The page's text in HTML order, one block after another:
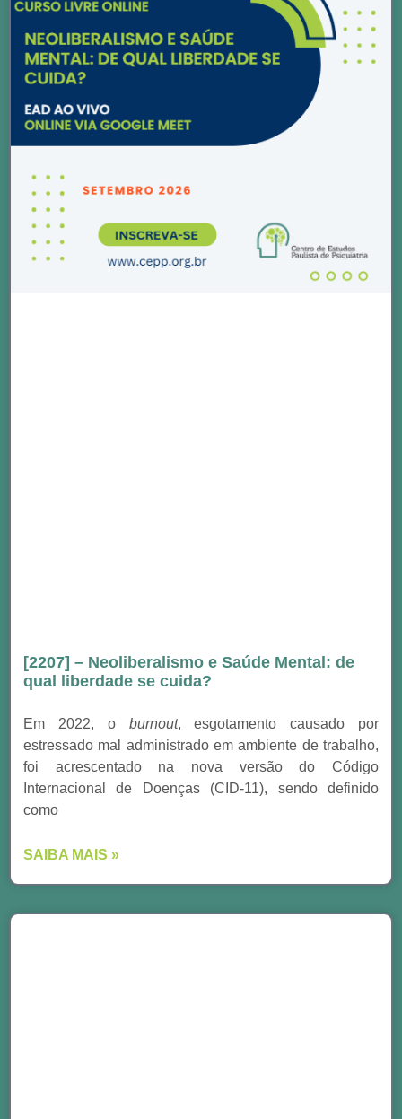
[2207] – Neoliberalismo e Saúde Mental: de
qual liberdade se cuida?
Em 2022, o burnout, esgotamento causado por
estressado mal administrado em ambiente de trabalho,
foi acrescentado na nova versão do Código
Internacional de Doenças (CID-11), sendo definido
como
SAIBA MAIS »